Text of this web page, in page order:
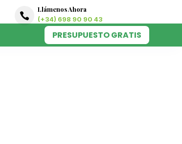

Llámenos Ahora
(+34) 698 90 90 43
PRESUPUESTO GRATIS